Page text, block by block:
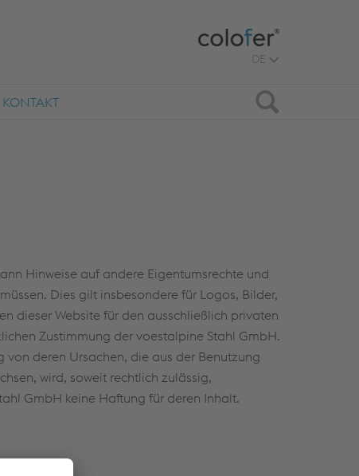
DE
KONTAKT Suche
Hinweise auf andere Eigentumsrechte und
Dies gilt insbesondere für Logos, Bilder,
dieser Website für den ausschließlich privaten
Zustimmung der voestalpine Stahl GmbH.
deren Ursachen, die aus der Benutzung
wird, soweit rechtlich zulässig,
GmbH keine Haftung für deren Inhalt.